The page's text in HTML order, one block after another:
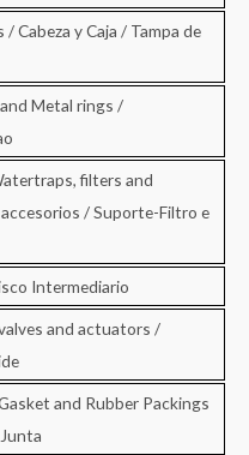
Cabeza y Caja / Tampa de
Metal rings /
filters and
/ Suporte-Filtro e
Intermediario
and actuators /
and Rubber Packings